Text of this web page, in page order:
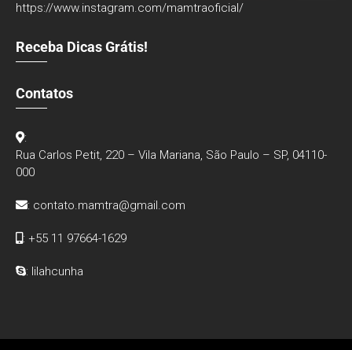
https://www.instagram.com/mamtraoficial/
Receba Dicas Grátis!
Contatos
:
Rua Carlos Petit, 220 – Vila Mariana, São Paulo – SP, 04110-
000
: contato.mamtra@gmail.com
: +55 11 97664-1629
: lilahcunha